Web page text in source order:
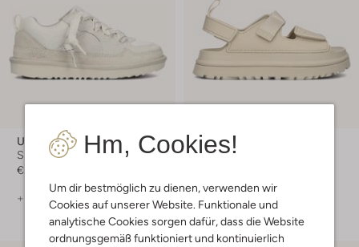
Hm, Cookies!
Um dir bestmöglich zu dienen, verwenden wir
Cookies auf unserer Website. Funktionale und
analytische Cookies sorgen dafür, dass die Website
ordnungsgemäß funktioniert und kontinuierlich
Ugg
Sneaker Low
€ 119,99
+ mehr farben
Ugg
Flache Sandalen
+ mehr farben